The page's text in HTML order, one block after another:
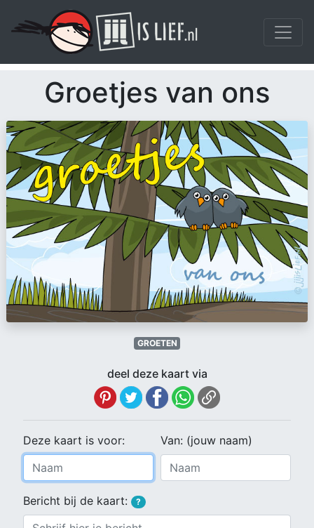
Groetjes van ons
GROETEN
deel deze kaart via
Deze kaart is voor: Van: (jouw naam)
Bericht bij de kaart: ?